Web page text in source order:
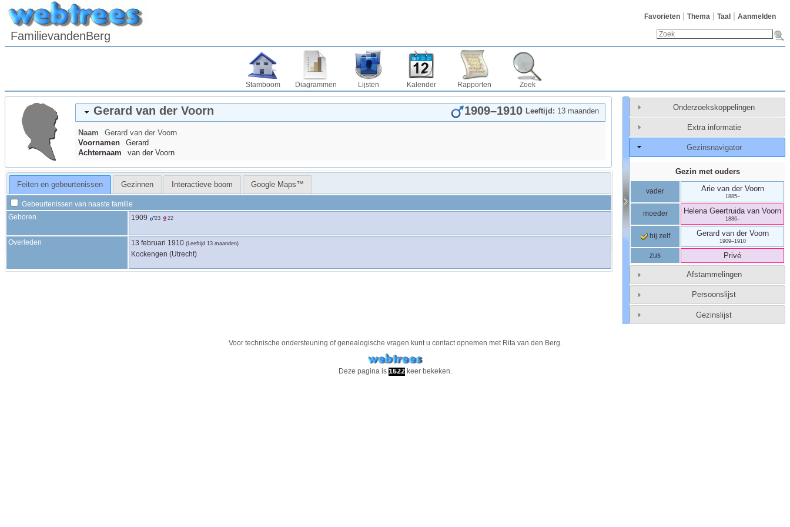
Favorieten Thema Taal Aanmelden
FamilievandenBerg
Stamboom Diagrammen Lijsten Kalender Rapporten Zoek
Gerard van der Voorn Leeftijd: 13 maanden
1909–1910
Naam Gerard van der Voorn
Voornamen
Gerard
Achternaam
van der Voorn
Feiten en gebeurtenissen Gezinnen Interactieve boom Google Maps™
Gebeurtenissen van naaste familie
Geboren
1909 23 22
Overleden 13 februari 1910 (Leeftijd 13 maanden)
Kockengen (Utrecht)
Onderzoekskoppelingen
Extra informatie
Gezinsnavigator
Gezin met ouders
vader Arie van der Voorn
1885–
moeder Helena Geertruida van Voorn
1886–
hij zelf Gerard van der Voorn
1909–1910
zus Privé
Afstammelingen
Persoonslijst
Gezinslijst
Voor technische ondersteuning of genealogische vragen kunt u contact opnemen met Rita van den Berg.
Deze pagina is 1522keer bekeken.